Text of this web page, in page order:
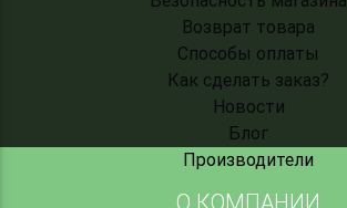
Возврат товара
Способы оплаты
Как сделать заказ?
Новости
Блог
Производители
О КОМПАНИИ